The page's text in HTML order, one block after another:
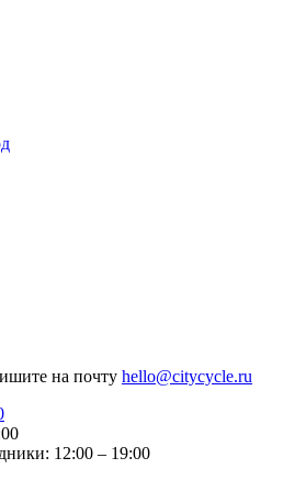
на почту hello@citycycle.ru
12:00 – 19:00